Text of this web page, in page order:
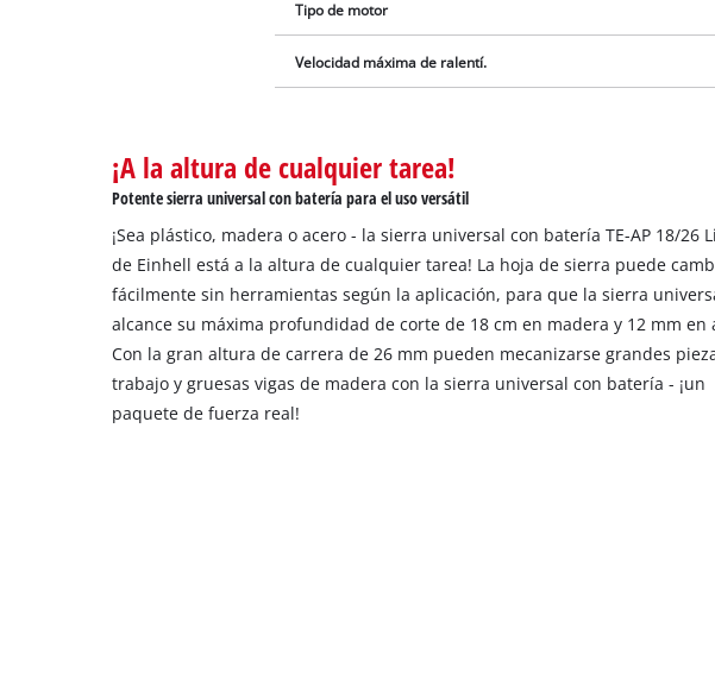
This
to
visitor.
the site
to
Tipo de motor
Velocidad máxima de ralentí.
¡A la altura de cualquier tarea!
Potente sierra universal con batería para el uso versátil
¡Sea plástico, madera o acero - la sierra universal con batería TE-AP 18/26
de Einhell está a la altura de cualquier tarea! La hoja de sierra puede
fácilmente sin herramientas según la aplicación, para que la sierra
alcance su máxima profundidad de corte de 18 cm en madera y 12 mm en
Con la gran altura de carrera de 26 mm pueden mecanizarse grandes
trabajo y gruesas vigas de madera con la sierra universal con batería - ¡un
paquete de fuerza real!